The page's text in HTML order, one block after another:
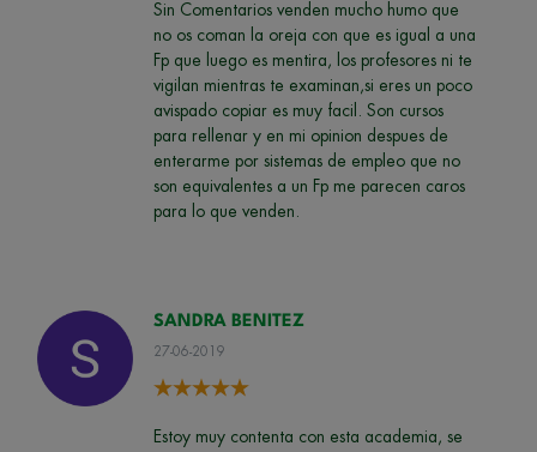
Sin Comentarios venden mucho humo que
no os coman la oreja con que es igual a una
Fp que luego es mentira, los profesores ni te
vigilan mientras te examinan,si eres un poco
avispado copiar es muy facil. Son cursos
para rellenar y en mi opinion despues de
enterarme por sistemas de empleo que no
son equivalentes a un Fp me parecen caros
para lo que venden.
SANDRA BENITEZ
27-06-2019
Estoy muy contenta con esta academia, se